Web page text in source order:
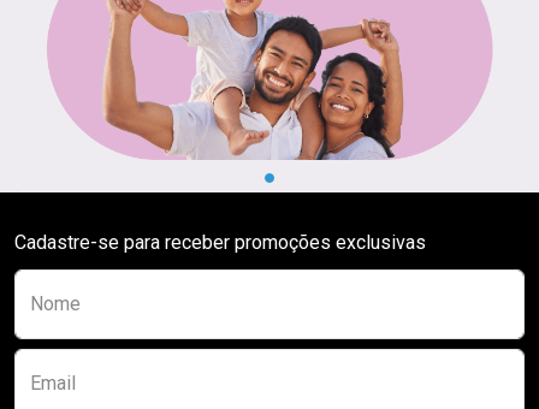
Cadastre-se para receber promoções exclusivas
Preencha o formulário abaixo para se
Nome
Email